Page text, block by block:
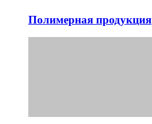
Полимерная продукция